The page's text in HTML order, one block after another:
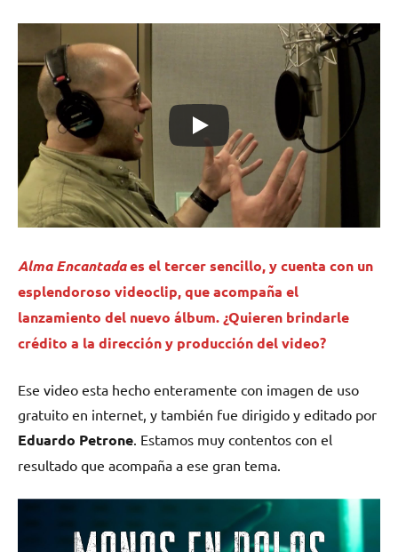
Alma Encantadaes el tercer sencillo, y cuenta con un
esplendoroso videoclip, que acompaña el
lanzamiento del nuevo álbum. ¿Quieren brindarle
crédito a la dirección y producción del video?
Ese video esta hecho enteramente con imagen de uso
gratuito en internet, y también fue dirigido y editado por
Eduardo Petrone . Estamos muy contentos con el
resultado que acompaña a ese gran tema.